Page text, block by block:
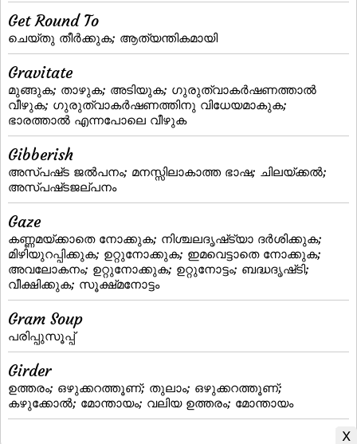
Get Round To
ചെയ്‌തു തീര്‍ക്കുക; ആത്യന്തികമായി
Gravitate
മുങ്ങുക; താഴുക; അടിയുക; ഗുരുത്വാകര്‍ഷണത്താല്‍
വീഴുക; ഗുരുത്വാകര്‍ഷണത്തിനു വിധേയമാകുക;
ഭാരത്താല്‍ എന്നപോലെ വീഴുക
Gibberish
അസ്‌പഷ്‌ട ജല്‍പനം; മനസ്സിലാകാത്ത ഭാഷ; ചിലയ്‌ക്കല്‍;
അസ്‌പഷ്‌ടജല്‌പനം
Gaze
കണ്ണമയ്‌ക്കാതെ നോക്കുക; നിശ്ചലദൃഷ്‌ട്യാ ദര്‍ശിക്കുക;
മിഴിയുറപ്പിക്കുക; ഉറ്റുനോക്കുക; ഇമവെട്ടാതെ നോക്കുക;
അവലോകനം; ഉറ്റുനോക്കുക; ഉറ്റുനോട്ടം; ബദ്ധദൃഷ്‌ടി;
വീക്ഷിക്കുക; സൂക്ഷ്‌മനോട്ടം
Gram Soup
പരിപ്പുസൂപ്പ്‌
Girder
ഉത്തരം; ഒഴുക്കറത്തൂണ്; തുലാം; ഒഴുക്കറത്തൂണ്‌;
കഴുക്കോല്‍; മോന്തായം; വലിയ ഉത്തരം; മോന്തായം